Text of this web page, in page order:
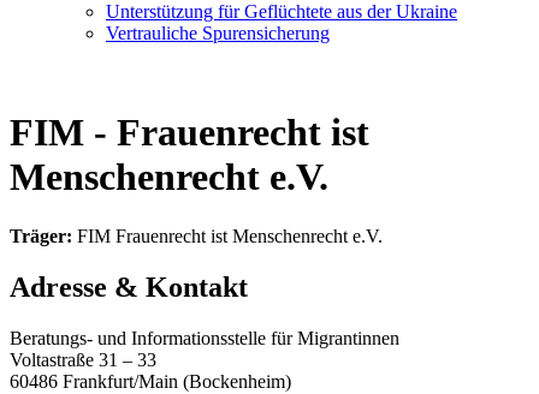
Unterstützung für Geflüchtete aus der Ukraine
Vertrauliche Spurensicherung
FIM - Frauenrecht ist
Menschenrecht e.V.
Träger: FIM Frauenrecht ist Menschenrecht e.V.
Adresse & Kontakt
Beratungs- und Informationsstelle für Migrantinnen
Voltastraße 31 – 33
60486 Frankfurt/Main (Bockenheim)